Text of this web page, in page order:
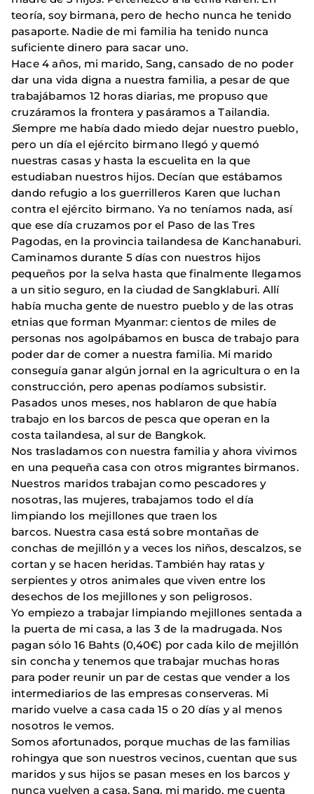
teoría, soy birmana, pero de hecho nunca he tenido
pasaporte. Nadie de mi familia ha tenido nunca
suficiente dinero para sacar uno.
Hace 4 años, mi marido, Sang, cansado de no poder
dar una vida digna a nuestra familia, a pesar de que
trabajábamos 12 horas diarias, me propuso que
cruzáramos la frontera y pasáramos a Tailandia.
Siempre me había dado miedo dejar nuestro pueblo,
pero un día el ejército birmano llegó y quemó
nuestras casas y hasta la escuelita en la que
estudiaban nuestros hijos. Decían que estábamos
dando refugio a los guerrilleros Karen que luchan
contra el ejército birmano. Ya no teníamos nada, así
que ese día cruzamos por el Paso de las Tres
Pagodas, en la provincia tailandesa de Kanchanaburi.
Caminamos durante 5 días con nuestros hijos
pequeños por la selva hasta que finalmente llegamos
a un sitio seguro, en la ciudad de Sangklaburi. Allí
había mucha gente de nuestro pueblo y de las otras
etnias que forman Myanmar: cientos de miles de
personas nos agolpábamos en busca de trabajo para
poder dar de comer a nuestra familia. Mi marido
conseguía ganar algún jornal en la agricultura o en la
construcción, pero apenas podíamos subsistir.
Pasados unos meses, nos hablaron de que había
trabajo en los barcos de pesca que operan en la
costa tailandesa, al sur de Bangkok.
Nos trasladamos con nuestra familia y ahora vivimos
en una pequeña casa con otros migrantes birmanos.
Nuestros maridos trabajan como pescadores y
nosotras, las mujeres, trabajamos todo el día
limpiando los mejillones que traen los
barcos. Nuestra casa está sobre montañas de
conchas de mejillón y a veces los niños, descalzos, se
cortan y se hacen heridas. También hay ratas y
serpientes y otros animales que viven entre los
desechos de los mejillones y son peligrosos.
Yo empiezo a trabajar limpiando mejillones sentada a
la puerta de mi casa, a las 3 de la madrugada. Nos
pagan sólo 16 Bahts (0,40€) por cada kilo de mejillón
sin concha y tenemos que trabajar muchas horas
para poder reunir un par de cestas que vender a los
intermediarios de las empresas conserveras. Mi
marido vuelve a casa cada 15 o 20 días y al menos
nosotros le vemos.
Somos afortunados, porque muchas de las familias
rohingya que son nuestros vecinos, cuentan que sus
maridos y sus hijos se pasan meses en los barcos y
nunca vuelven a casa. Sang, mi marido, me cuenta